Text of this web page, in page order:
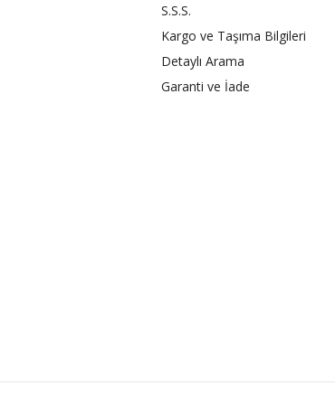
S.S.S.
Kargo ve Taşıma Bilgileri
Detaylı Arama
Garanti ve İade